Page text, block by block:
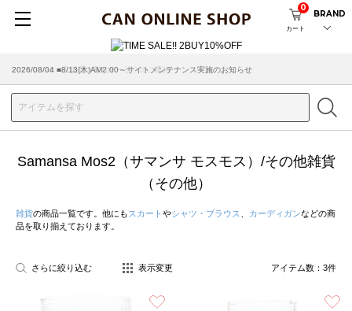
カート
0
BRAND
2026/08/04 ■8/13(木)AM2:00～サイトメンテナンス実施のお知らせ
2026/03/18 ■店舗受け取りサービスのご案内
Samansa Mos2（サマンサ モスモス）/その他雑貨
（その他）
雑貨の商品一覧です。他にも スカート やシャツ・ブラウス カーディガンなどの商
品を取り揃えております。
さらに絞り込む 表示変更 アイテム数： 3件